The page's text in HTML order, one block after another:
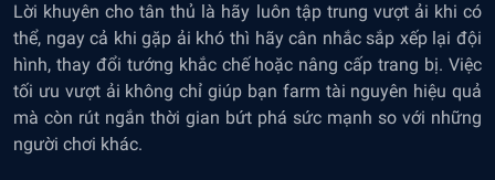
Lời khuyên cho tân thủ là hãy luôn tập trung vượt ải khi có
thể, ngay cả khi gặp ải khó thì hãy cân nhắc sắp xếp lại đội
hình, thay đổi tướng khắc chế hoặc nâng cấp trang bị. Việc
tối ưu vượt ải không chỉ giúp bạn farm tài nguyên hiệu quả
mà còn rút ngắn thời gian bứt phá sức mạnh so với những
người chơi khác.